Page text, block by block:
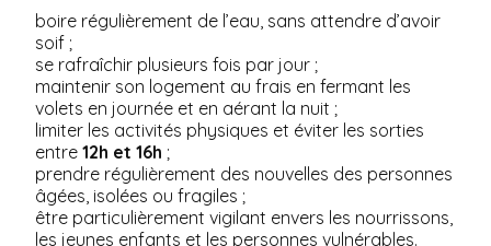
boire régulièrement de l’eau, sans attendre d’avoir
soif ;
se rafraîchir plusieurs fois par jour ;
maintenir son logement au frais en fermant les
volets en journée et en aérant la nuit ;
limiter les activités physiques et éviter les sorties
entre 12h et 16h ;
prendre régulièrement des nouvelles des personnes
âgées, isolées ou fragiles ;
être particulièrement vigilant envers les nourrissons,
les jeunes enfants et les personnes vulnérables.